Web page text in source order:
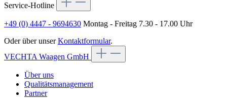
Service-Hotline
+49 (0) 4447 - 9694630 Montag - Freitag 7.30 - 17.00 Uhr
Oder über unserKontaktformular.
VECHTA Waagen GmbH
Über uns
Qualitätsmanagement
Partner